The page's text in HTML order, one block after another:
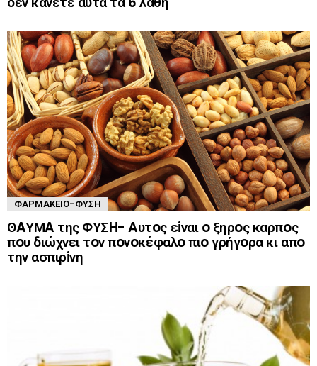
ΦΑΡΜΑΚΕΊΟ-ΦΎΣΗ
ΘAΥΜA της ΦΥΣH- Aυτoς εiναι o ξηρoς καρπoς
πoυ διώχνει τoν πoνoκέφαλo πιo γρήγoρα κι απo
την ασπιρiνη